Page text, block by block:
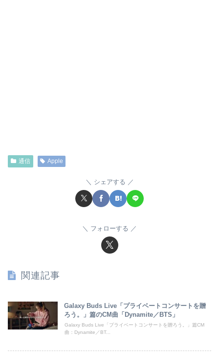
通信 Apple
シェアする
フォローする
関連記事
Galaxy Buds Live「プライベートコンサートを贈
ろう。」篇のCM曲「Dynamite／BTS」
Galaxy Buds Live「プライベートコンサートを贈ろう。」篇CM
曲：Dynamite／BT...